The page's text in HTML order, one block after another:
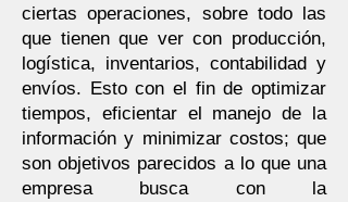
ciertas operaciones, sobre todo las
que tienen que ver con producción,
logística, inventarios, contabilidad y
envíos. Esto con el fin de optimizar
tiempos, eficientar el manejo de la
información y minimizar costos; que
son objetivos parecidos a lo que una
empresa busca con la